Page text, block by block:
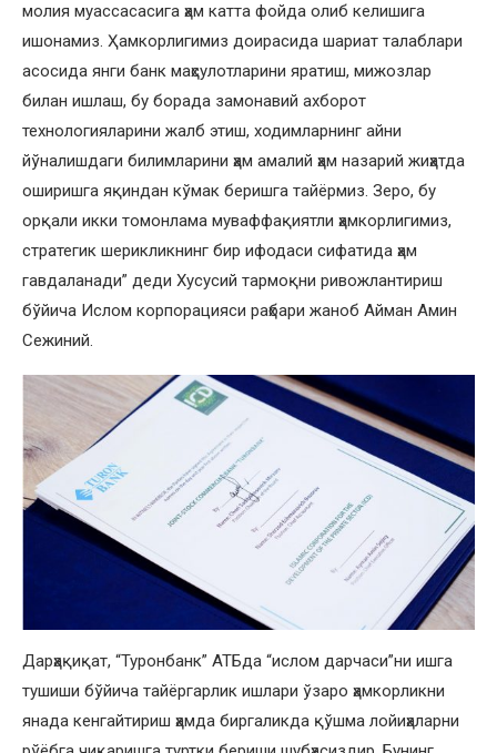
молия муассасасига ҳам катта фойда олиб келишига
ишонамиз. Ҳамкорлигимиз доирасида шариат талаблари
асосида янги банк маҳсулотларини яратиш, мижозлар
билан ишлаш, бу борада замонавий ахборот
технологияларини жалб этиш, ходимларнинг айни
йўналишдаги билимларини ҳам амалий ҳам назарий жиҳатда
оширишга яқиндан кўмак беришга тайёрмиз. Зеро, бу
орқали икки томонлама муваффақиятли ҳамкорлигимиз,
стратегик шерикликнинг бир ифодаси сифатида ҳам
гавдаланади” деди Хусусий тармоқни ривожлантириш
бўйича Ислом корпорацияси раҳбари жаноб Айман Амин
Сежиний.
Дарҳақиқат, “Туронбанк” АТБда “ислом дарчаси”ни ишга
тушиши бўйича тайёргарлик ишлари ўзаро ҳамкорликни
янада кенгайтириш ҳамда биргаликда қўшма лойиҳаларни